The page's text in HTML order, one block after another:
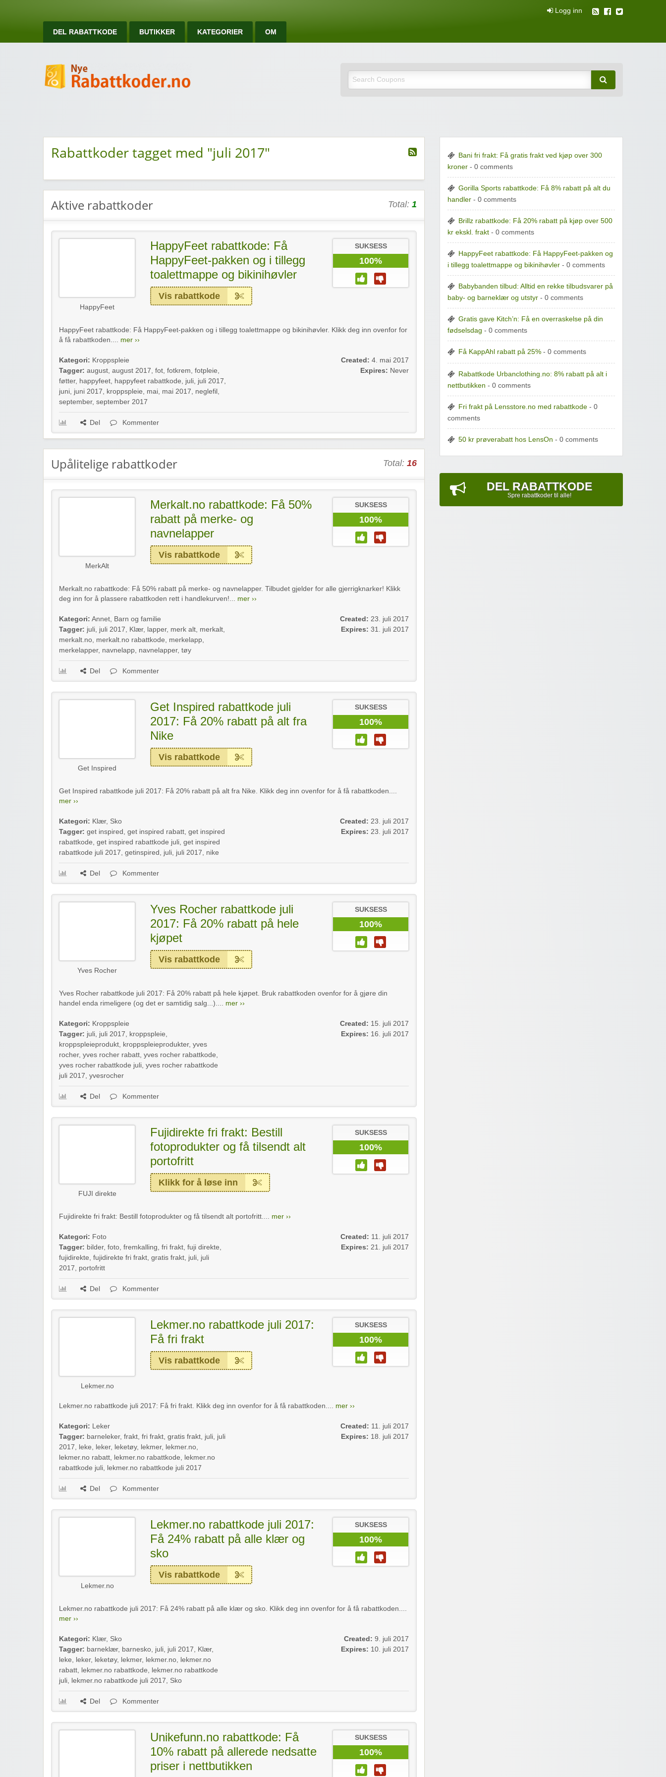
Logg inn
DEL RABATTKODE BUTIKKER KATEGORIER OM
Nye rabattkoder og rabattkuponger
Rabattkoder tagget med "juli 2017"
Aktive rabattkoder Total: 1
HappyFeet
HappyFeet rabattkode: Få
HappyFeet-pakken og i tillegg
toalettmappe og bikinihøvler
Vis rabattkode
SUKSESS
100%
HappyFeet rabattkode: Få HappyFeet-pakken og i tillegg toalettmappe og bikinihøvler. Klikk deg inn ovenfor for
å få rabattkoden.... mer ››
Kategori: Kroppspleie
Tagger: august, august 2017, fot, fotkrem, fotpleie,
føtter, happyfeet, happyfeet rabattkode, juli, juli 2017,
juni, juni 2017, kroppspleie, mai, mai 2017, neglefil ,
september, september 2017
Created: 4. mai 2017
Expires: Never
Del Kommenter
Upålitelige rabattkoder Total: 16
MerkAlt
Merkalt.no rabattkode: Få 50%
rabatt på merke- og
navnelapper
Vis rabattkode
SUKSESS
100%
Merkalt.no rabattkode: Få 50% rabatt på merke- og navnelapper. Tilbudet gjelder for alle gjerrigknarker! Klikk
deg inn for å plassere rabattkoden rett i handlekurven!... mer ››
Kategori: Annet, Barn og familie
Tagger: juli, juli 2017, Klær, lapper, merk alt, merkalt,
merkalt.no, merkalt.no rabattkode, merkelapp,
merkelapper, navnelapp, navnelapper, tøy
Created: 23. juli 2017
Expires: 31. juli 2017
Del Kommenter
Get Inspired
Get Inspired rabattkode juli
2017: Få 20% rabatt på alt fra
Nike
Vis rabattkode
SUKSESS
100%
Get Inspired rabattkode juli 2017: Få 20% rabatt på alt fra Nike. Klikk deg inn ovenfor for å få rabattkoden....
mer ››
Kategori: Klær, Sko
Tagger: get inspired , get inspired rabatt, get inspired
rabattkode, get inspired rabattkode juli, get inspired
rabattkode juli 2017, getinspired , juli, juli 2017, nike
Created: 23. juli 2017
Expires: 23. juli 2017
Del Kommenter
Yves Rocher
Yves Rocher rabattkode juli
2017: Få 20% rabatt på hele
kjøpet
Vis rabattkode
SUKSESS
100%
Yves Rocher rabattkode juli 2017: Få 20% rabatt på hele kjøpet. Bruk rabattkoden ovenfor for å gjøre din
handel enda rimeligere (og det er samtidig salg...).... mer ››
Kategori: Kroppspleie
Tagger: juli, juli 2017, kroppspleie,
kroppspleieprodukt, kroppspleieprodukter, yves
rocher, yves rocher rabatt, yves rocher rabattkode,
yves rocher rabattkode juli, yves rocher rabattkode
juli 2017, yvesrocher
Created: 15. juli 2017
Expires: 16. juli 2017
Del Kommenter
FUJI direkte
Fujidirekte fri frakt: Bestill
fotoprodukter og få tilsendt alt
portofritt
Klikk for å løse inn
SUKSESS
100%
Fujidirekte fri frakt: Bestill fotoprodukter og få tilsendt alt portofritt.... mer ››
Kategori: Foto
Tagger: bilder, foto, fremkalling, fri frakt, fuji direkte,
fujidirekte, fujidirekte fri frakt, gratis frakt, juli, juli
2017, portofritt
Created: 11. juli 2017
Expires: 21. juli 2017
Del Kommenter
Lekmer.no
Lekmer.no rabattkode juli 2017:
Få fri frakt
Vis rabattkode
SUKSESS
100%
Lekmer.no rabattkode juli 2017: Få fri frakt. Klikk deg inn ovenfor for å få rabattkoden.... mer ››
Kategori: Leker
Tagger: barneleker, frakt, fri frakt, gratis frakt, juli, juli
2017, leke, leker, leketøy, lekmer, lekmer.no,
lekmer.no rabatt, lekmer.no rabattkode, lekmer.no
rabattkode juli, lekmer.no rabattkode juli 2017
Created: 11. juli 2017
Expires: 18. juli 2017
Del Kommenter
Lekmer.no
Lekmer.no rabattkode juli 2017:
Få 24% rabatt på alle klær og
sko
Vis rabattkode
SUKSESS
100%
Lekmer.no rabattkode juli 2017: Få 24% rabatt på alle klær og sko. Klikk deg inn ovenfor for å få rabattkoden....
mer ››
Kategori: Klær, Sko
Tagger: barneklær, barnesko, juli, juli 2017, Klær,
leke, leker, leketøy, lekmer, lekmer.no, lekmer.no
rabatt, lekmer.no rabattkode, lekmer.no rabattkode
juli, lekmer.no rabattkode juli 2017, Sko
Created: 9. juli 2017
Expires: 10. juli 2017
Del Kommenter
Unikefunn.no rabattkode: Få
10% rabatt på allerede nedsatte
priser i nettbutikken
SUKSESS
100%
Bani fri frakt: Få gratis frakt ved kjøp over 300
kroner - 0 comments
Gorilla Sports rabattkode: Få 8% rabatt på alt du
handler - 0 comments
Brillz rabattkode: Få 20% rabatt på kjøp over 500
kr ekskl. frakt - 0 comments
HappyFeet rabattkode: Få HappyFeet-pakken og
i tillegg toalettmappe og bikinihøvler - 0 comments
Babybanden tilbud: Alltid en rekke tilbudsvarer på
baby- og barneklær og utstyr - 0 comments
Gratis gave Kitch’n: Få en overraskelse på din
fødselsdag - 0 comments
Få KappAhl rabatt på 25% - 0 comments
Rabattkode Urbanclothing.no: 8% rabatt på alt i
nettbutikken - 0 comments
Fri frakt på Lensstore.no med rabattkode - 0
comments
50 kr prøverabatt hos LensOn - 0 comments
DEL RABATTKODE
Spre rabattkoder til alle!